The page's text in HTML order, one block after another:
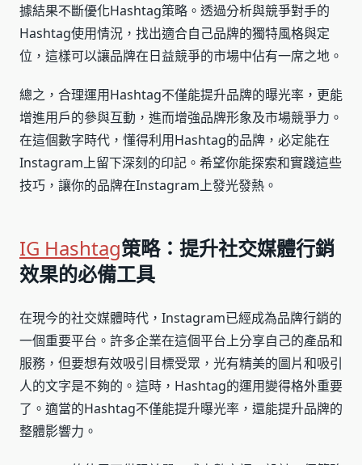
據結果不斷優化Hashtag策略。透過分析與競爭對手的
Hashtag使用情況，找出適合自己品牌的獨特風格與定
位，這樣可以讓品牌在日益競爭的市場中佔有一席之地。
總之，合理運用Hashtag不僅能提升品牌的曝光率，更能
增進用戶的參與互動，進而增強品牌形象及市場競爭力。
在這個數字時代，懂得利用Hashtag的品牌，必定能在
Instagram上留下深刻的印記。希望你能探索和實踐這些
技巧，讓你的品牌在Instagram上發光發熱。
IG Hashtag策略：提升社交媒體行銷
效果的必備工具
在現今的社交媒體時代，Instagram已經成為品牌行銷的
一個重要平台。許多企業在這個平台上分享自己的產品和
服務，但要想有效吸引目標受眾，光有精美的圖片和吸引
人的文字是不夠的。這時，Hashtag的運用變得格外重要
了。適當的Hashtag不僅能提升曝光率，還能提升品牌的
整體影響力。